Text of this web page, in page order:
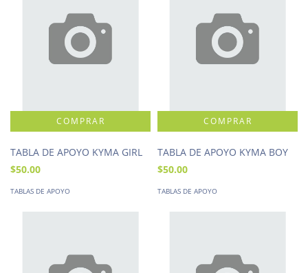
TABLA DE APOYO KYMA GIRL
$50.00
TABLAS DE APOYO
TABLA DE APOYO KYMA BOY
$50.00
TABLAS DE APOYO